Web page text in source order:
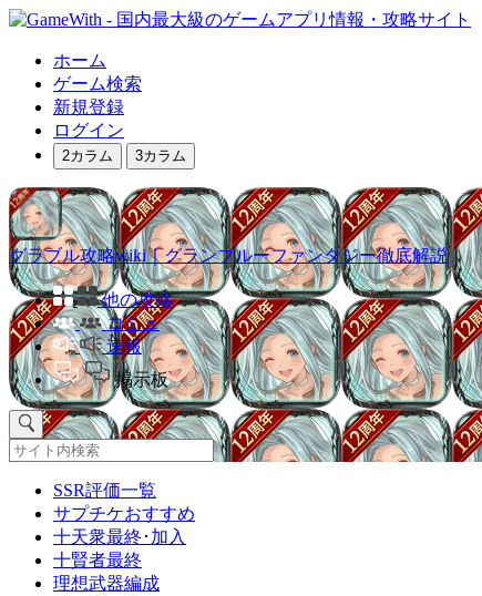
ホーム
ゲーム検索
新規登録
ログイン
2カラム 3カラム
グラブル攻略wiki｜グランブルーファンタジー徹底解説
他の攻略
コミュ
速報
掲示板
SSR評価一覧
サプチケおすすめ
十天衆最終･加入
十賢者最終
理想武器編成